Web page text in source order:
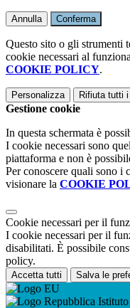
Annulla Conferma
Questo sito o gli strumenti
cookie necessari al
COOKIE POLICY.
Personalizza Rifiuta tutti i
Gestione cookie
In questa schermata è
I cookie necessari sono
piattaforma e non è
Per conoscere quali sono i
visionare la COOKIE
Cookie necessari per il
I cookie necessari per il
disabilitati. È possibile
policy.
Accetta tutti Salva le